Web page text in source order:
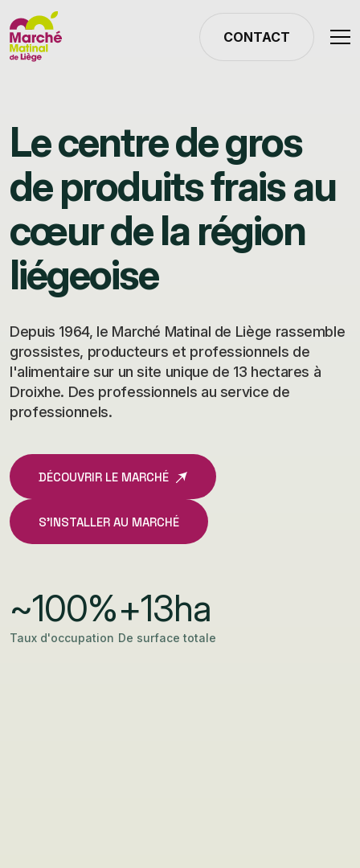
CONTACT
Le centre de gros
de produits frais au
cœur de la région
liégeoise
Depuis 1964, le Marché Matinal de Liège rassemble
grossistes, producteurs et professionnels de
l'alimentaire sur un site unique de 13 hectares à
Droixhe. Des professionnels au service de
professionnels.
DÉCOUVRIR LE MARCHÉ
S'INSTALLER AU MARCHÉ
~100%
Taux d'occupation
+13ha
De surface totale